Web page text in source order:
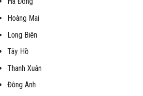
Hoàng Mai
Long Biên
Tây Hồ
Thanh Xuân
Đông Anh